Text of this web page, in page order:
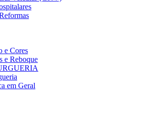
e Cores
e Reboque
em Geral